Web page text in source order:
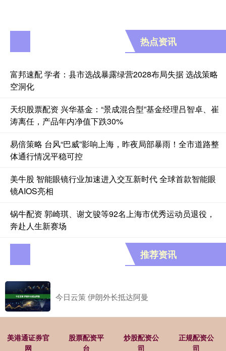
热点资讯
富邦速配 学者：县市选战暴露绿营2028布局失据 选战策略
空洞化
天织股票配资 兴华基金：“景成混合型”基金经理吕智卓、崔
涛离任，产品年内净值下跌30%
易倍策略 台风“巴威”影响上海，昨夜局部暴雨！全市道路整
体通行情况平稳可控
美牛股 智能眼镜行业加速进入交互新时代 全球首款智能眼
镜AIOS亮相
锅牛配资 郭崎琪、谢文骏等92名上海市优秀运动员退役，
奔赴人生新赛场
推荐资讯
今日云策 伊朗外长抵达阿曼
美港通证券官
网
股票配资平
台
炒股配资公
司
正规配资公
司